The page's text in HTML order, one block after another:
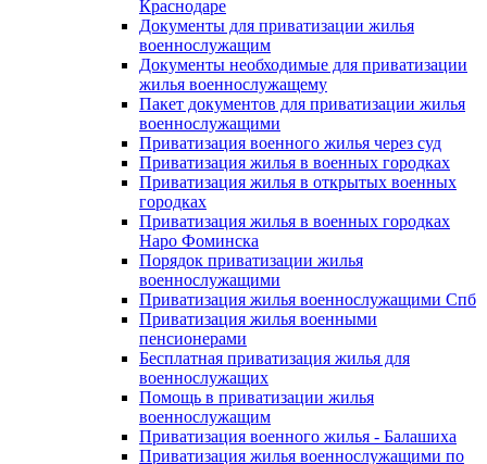
Краснодаре
Документы для приватизации жилья
военнослужащим
Документы необходимые для приватизации
жилья военнослужащему
Пакет документов для приватизации жилья
военнослужащими
Приватизация военного жилья через суд
Приватизация жилья в военных городках
Приватизация жилья в открытых военных
городках
Приватизация жилья в военных городках
Наро Фоминска
Порядок приватизации жилья
военнослужащими
Приватизация жилья военнослужащими Спб
Приватизация жилья военными
пенсионерами
Бесплатная приватизация жилья для
военнослужащих
Помощь в приватизации жилья
военнослужащим
Приватизация военного жилья - Балашиха
Приватизация жилья военнослужащими по